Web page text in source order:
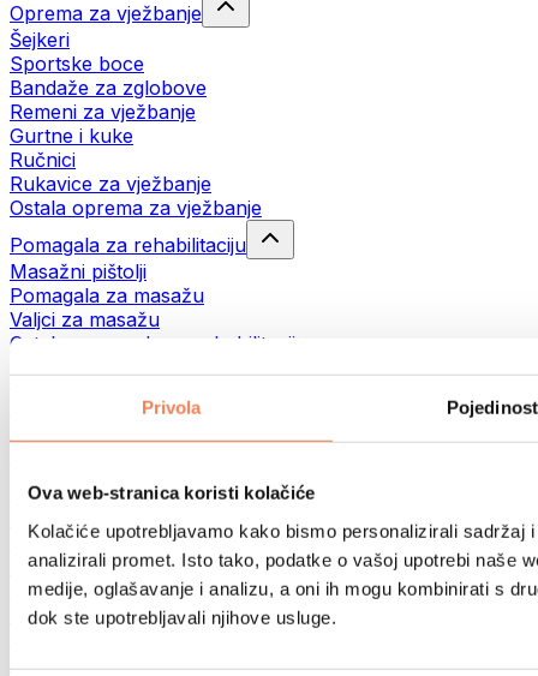
Privola
Ova web-stranica koristi kolačiće
Kolačiće upotrebljavamo kako bismo personalizirali sadržaj
analizirali promet. Isto tako, podatke o vašoj upotrebi naše
medije, oglašavanje i analizu, a oni ih mogu kombinirati s
dok ste upotrebljavali njihove usluge.
Oprema za vježbanje
Šejkeri
Sportske boce
Bandaže za zglobove
Remeni za vježbanje
Gurtne i kuke
Ručnici
Rukavice za vježbanje
Ostala oprema za vježbanje
Pomagala za rehabilitaciju
Masažni pištolji
Pomagala za masažu
Valjci za masažu
Ostala pomagala za rehabilitaciju
Torbe i ruksaci
Torbe za hranu i dodaci
Oprema prema aktivnosti
Trčanje
Borilački sportovi
Biciklizam
Joga i pilates
Terapija hladnom vodom
Planinarenje